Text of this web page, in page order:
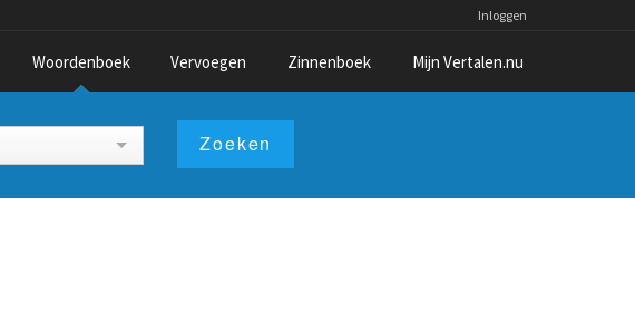
Inloggen
Woordenboek Vervoegen Zinnenboek Mijn Vertalen.nu